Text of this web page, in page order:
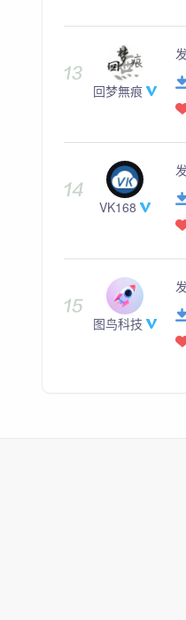
回梦無痕
VK168
图鸟科技